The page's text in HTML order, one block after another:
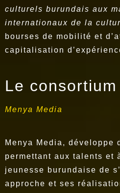
culturels burundais aux
internationaux de la
bourses de mobilité et
capitalisation
Le consortium
Menya Media
Menya Media, développe
permettant aux talents et
jeunesse burundaise de
approche et ses